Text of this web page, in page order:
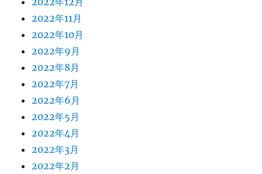
2022年11月
2022年10月
2022年9月
2022年8月
2022年7月
2022年6月
2022年5月
2022年4月
2022年3月
2022年2月